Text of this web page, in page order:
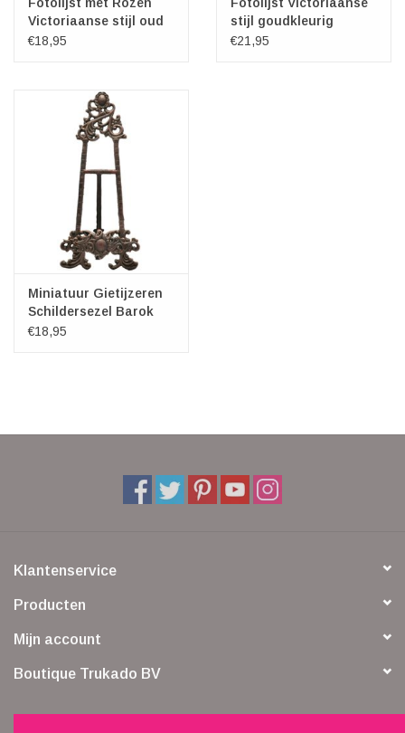
Victoriaanse stijl oud
goud
€18,95
stijl goudkleurig
€21,95
Miniatuur Gietijzeren
Schildersezel Barok
€18,95
Klantenservice
Producten
Mijn account
Boutique Trukado BV